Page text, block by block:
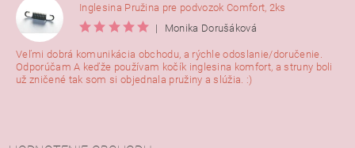
Inglesina Pružina pre podvozok Comfort, 2ks
|
Monika Dorušáková
Veľmi dobrá komunikácia obchodu, a rýchle odoslanie/doručenie.
Odporúčam A keďže používam kočík inglesina komfort, a struny boli
už zničené tak som si objednala pružiny a slúžia. :)